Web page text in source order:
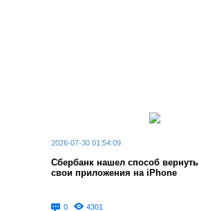
2026-07-30 01:54:09
Сбербанк нашел способ вернуть
свои приложения на iPhone
0 4301